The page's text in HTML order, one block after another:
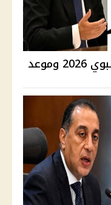
موقف ترحيل إجازة المولد النبوي 2026 وموعد